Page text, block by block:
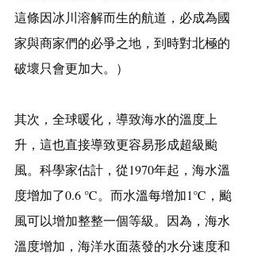
這條因冰川溶解而生的航道，必成為國
家與商家們的必爭之地，到時對北極的
破壞只會更加大。）
其次，全球暖化，導致海水的溫度上
升，這也直接導致更容易形成超級颱
風。科學家估計，從1970年起，海水溫
度增加了0.6 ℃。而水溫每增加1℃，颱
風可以增加整整一個等級。因為，海水
溫度增加，海洋水面蒸發的水分速度和